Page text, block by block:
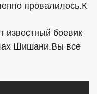
провалилось.К
известный боевик
Шишани.Вы все